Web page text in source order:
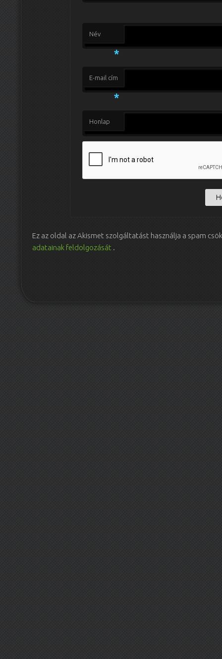
Név
*
E-mail cím
*
Honlap
Ez az oldal az Akismet szolgáltatást használja a spam
adatainak feldolgozását .